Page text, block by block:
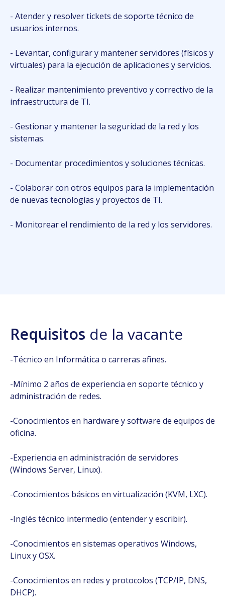
- Atender y resolver tickets de soporte técnico de
usuarios internos.
- Levantar, configurar y mantener servidores (físicos y
virtuales) para la ejecución de aplicaciones y servicios.
- Realizar mantenimiento preventivo y correctivo de la
infraestructura de TI.
- Gestionar y mantener la seguridad de la red y los
sistemas.
- Documentar procedimientos y soluciones técnicas.
- Colaborar con otros equipos para la implementación
de nuevas tecnologías y proyectos de TI.
- Monitorear el rendimiento de la red y los servidores.
Requisitos de la vacante
-Técnico en Informática o carreras afines.
-Mínimo 2 años de experiencia en soporte técnico y
administración de redes.
-Conocimientos en hardware y software de equipos de
oficina.
-Experiencia en administración de servidores
(Windows Server, Linux).
-Conocimientos básicos en virtualización (KVM, LXC).
-Inglés técnico intermedio (entender y escribir).
-Conocimientos en sistemas operativos Windows,
Linux y OSX.
-Conocimientos en redes y protocolos (TCP/IP, DNS,
DHCP).